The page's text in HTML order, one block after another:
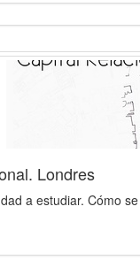
Londres
a estudiar. Cómo